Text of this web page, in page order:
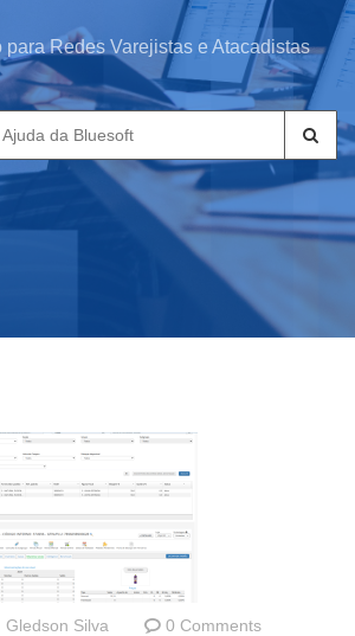
para Redes Varejistas e Atacadistas
Gledson Silva 0 Comments